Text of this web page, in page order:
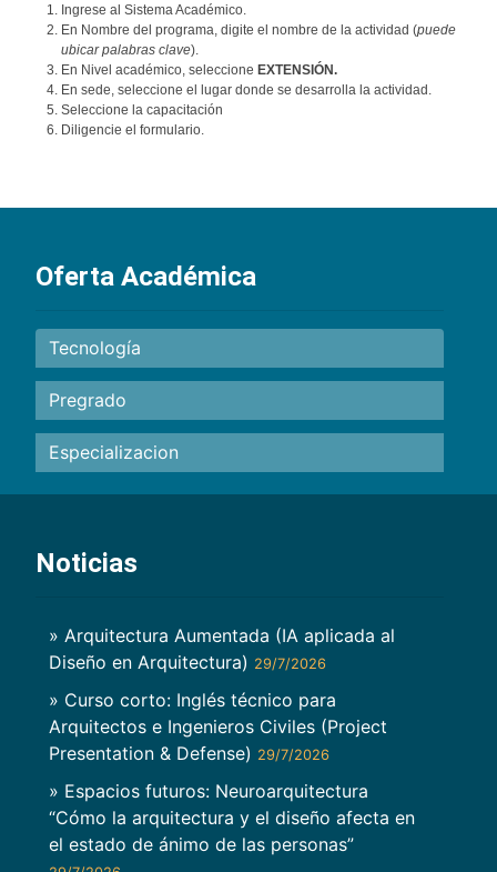
Ingrese al Sistema Académico.
En Nombre del programa, digite el nombre de la actividad (puede
ubicar palabras clave).
En Nivel académico, seleccione EXTENSIÓN.
En sede, seleccione el lugar donde se desarrolla la actividad.
Seleccione la capacitación
Diligencie el formulario.
Oferta Académica
Tecnología
Pregrado
Especializacion
Noticias
» Arquitectura Aumentada (IA aplicada al
Diseño en Arquitectura) 29/7/2026
» Curso corto: Inglés técnico para
Arquitectos e Ingenieros Civiles (Project
Presentation & Defense) 29/7/2026
» Espacios futuros: Neuroarquitectura
“Cómo la arquitectura y el diseño afecta en
el estado de ánimo de las personas”